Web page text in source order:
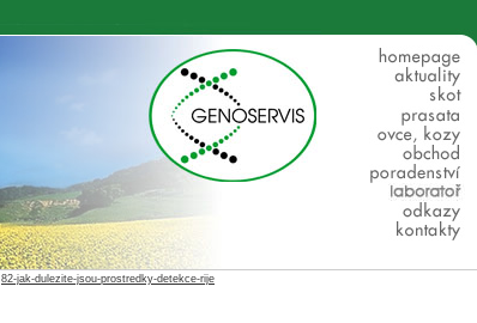
82-jak-dulezite-jsou-prostredky-detekce-rije